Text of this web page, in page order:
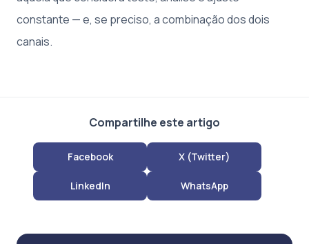
constante — e, se preciso, a combinação dos dois
canais.
Compartilhe este artigo
Facebook X (Twitter)
LinkedIn WhatsApp